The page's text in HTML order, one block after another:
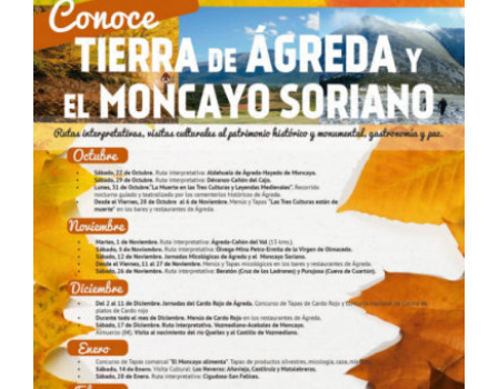
Paseo nocturno por Valladolid